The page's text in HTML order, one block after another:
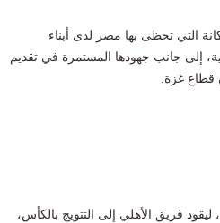
التي تحظى بها مصر لدى أبناء
إلى جانب جهودها المستمرة في تقديم
قطاع غزة.
فريق الأهلي إلى التتويج بالكأس،